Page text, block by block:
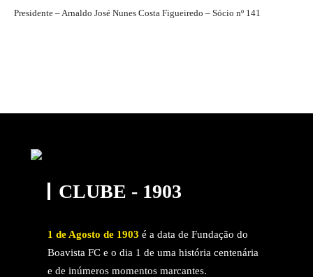
Presidente – Arnaldo José Nunes Costa Figueiredo – Sócio nº 141
CLUBE - 1903
1 de Agosto de 1903 é a data de Fundação do
Boavista FC e o dia 1 de uma história centenária
e de inúmeros momentos marcantes.